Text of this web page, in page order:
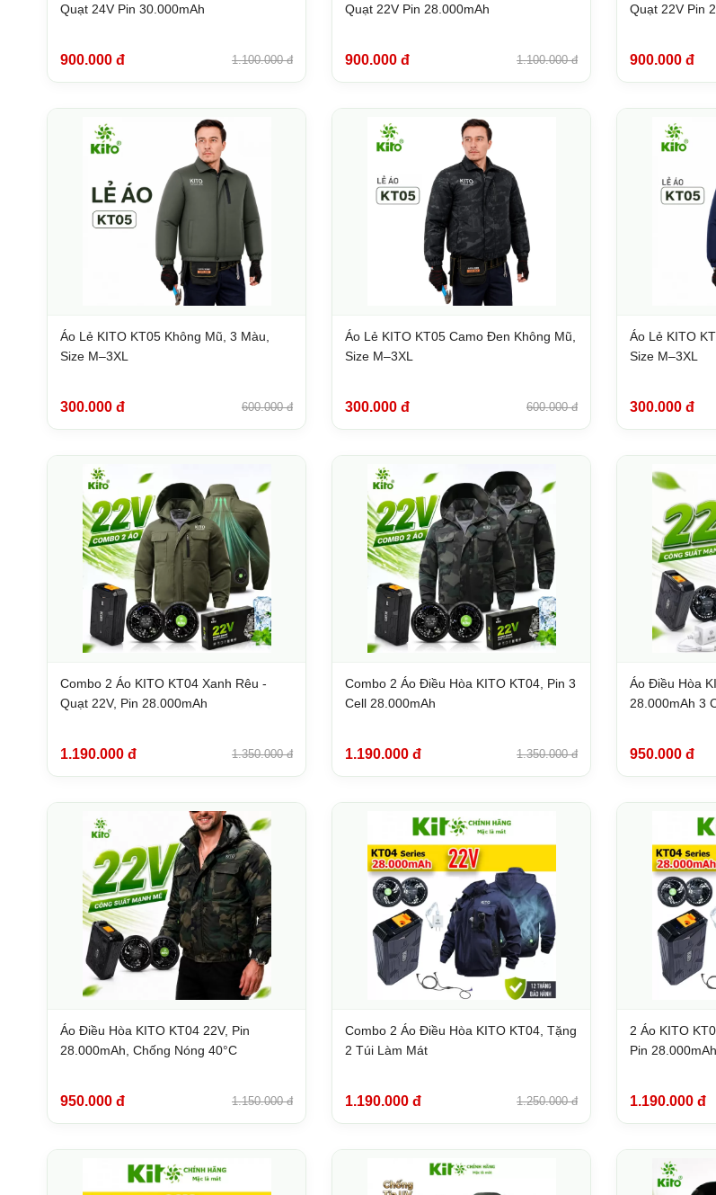
Quạt 24V Pin 30.000mAh
900.000 đ 1.100.000 đ
Quạt 22V Pin 28.000mAh
900.000 đ 1.100.000 đ
Quạt 22V Pin
900.000 đ
Áo Lẻ KITO KT05 Không Mũ, 3 Màu,
Size M–3XL
300.000 đ 600.000 đ
Áo Lẻ KITO KT05 Camo Đen Không Mũ,
Size M–3XL
300.000 đ 600.000 đ
Áo Lẻ KITO
Size M–3XL
300.000 đ
Combo 2 Áo KITO KT04 Xanh Rêu -
Quạt 22V, Pin 28.000mAh
1.190.000 đ 1.350.000 đ
Combo 2 Áo Điều Hòa KITO KT04, Pin 3
Cell 28.000mAh
1.190.000 đ 1.350.000 đ
Áo Điều Hòa
28.000mAh 3
950.000 đ
Áo Điều Hòa KITO KT04 22V, Pin
28.000mAh, Chống Nóng 40°C
950.000 đ 1.150.000 đ
Combo 2 Áo Điều Hòa KITO KT04, Tặng
2 Túi Làm Mát
1.190.000 đ 1.250.000 đ
2 Áo KITO
Pin
1.190.000 đ